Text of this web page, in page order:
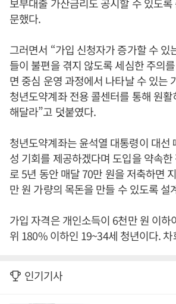
문했다.
그러면서 “가입 신청자가 증가할 수 있
들이 불편을 겪지 않도록 세심한 주의
면 중심 운영 과정에서 나타날 수 있는
청년도약계좌 전용 콜센터를 통해 원
해달라”고 덧붙였다.
청년도약계좌는 윤석열 대통령이 대선
성 기회를 제공하겠다며 도입을 약속
로 5년 동안 매달 70만 원을 저축하면
만 원 가량의 목돈을 만들 수 있도록 설
가입 자격은 개인소득이 6천만 원 이하
위 180% 이하인 19~34세 청년이다.
인기기사